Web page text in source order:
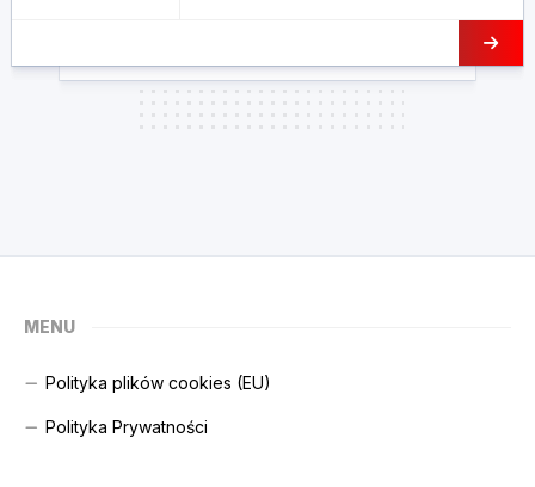
MENU
Polityka plików cookies (EU)
Polityka Prywatności